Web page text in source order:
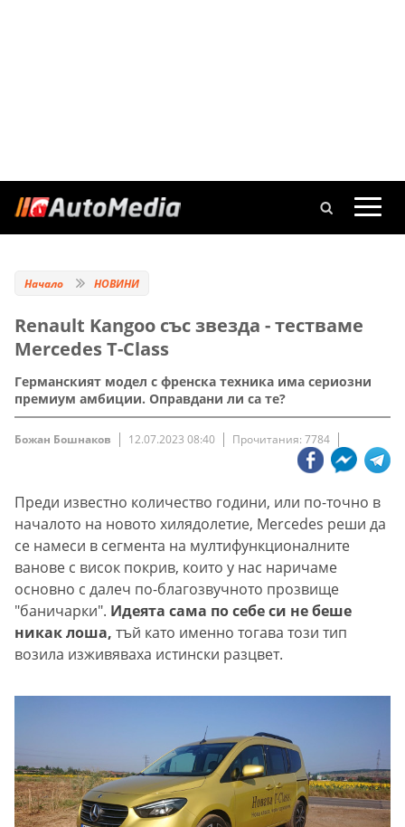
Начало НОВИНИ
Renault Kangoo със звезда - тестваме
Mercedes T-Class
Германският модел с френска техника има сериозни
премиум амбиции. Оправдани ли са те?
Божан Бошнаков 12.07.2023 08:40 Прочитания: 7784
Преди известно количество години, или по-точно в
началото на новото хилядолетие, Mercedes реши да
се намеси в сегмента на мултифункционалните
ванове с висок покрив, които у нас наричаме
основно с далеч по-благозвучното прозвище
"баничарки". Идеята сама по себе си не беше
никак лоша, тъй като именно тогава този тип
возила изживяваха истински разцвет.